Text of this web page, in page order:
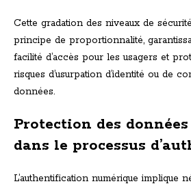
Cette gradation des niveaux de
principe de proportionnalité,
facilité d’accès pour les usagers et
risques d’usurpation d’identité ou de
données.
Protection des
dans le processus
L’authentification numérique implique